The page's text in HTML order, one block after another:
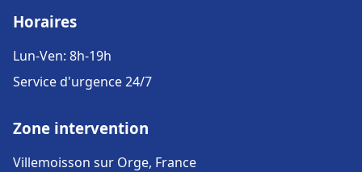
Horaires
Lun-Ven: 8h-19h
Service d'urgence 24/7
Zone intervention
Villemoisson sur Orge, France